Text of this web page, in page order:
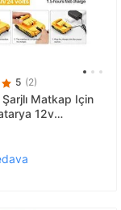
5 (2)
Şarjlı Matkap Için
12v
Li-ion Pcbli Şarjlı
Pil Grubu